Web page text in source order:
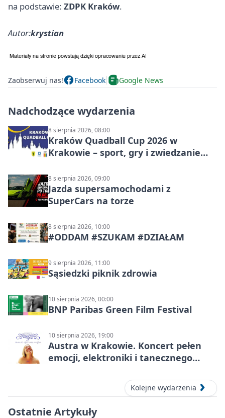
na podstawie: ZDPK Kraków.
Autor:krystian
Zaobserwuj nas! Facebook Google News
Nadchodzące wydarzenia
8 sierpnia 2026, 08:00
Kraków Quadball Cup 2026 w
Krakowie – sport, gry i zwiedzanie
8 sierpnia 2026, 09:00
Jazda supersamochodami z
SuperCars na torze
8 sierpnia 2026, 10:00
#ODDAM #SZUKAM #DZIAŁAM
9 sierpnia 2026, 11:00
Sąsiedzki piknik zdrowia
10 sierpnia 2026, 00:00
BNP Paribas Green Film Festival
10 sierpnia 2026, 19:00
Austra w Krakowie. Koncert pełen
emocji, elektroniki i tanecznego
Kolejne wydarzenia
Ostatnie Artykuły